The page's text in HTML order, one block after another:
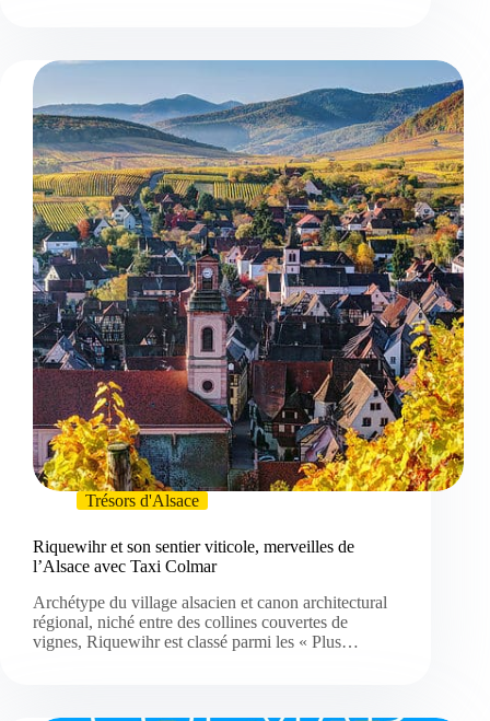
Trésors d'Alsace
Riquewihr et son sentier viticole, merveilles de
l’Alsace avec Taxi Colmar
Archétype du village alsacien et canon architectural
régional, niché entre des collines couvertes de
vignes, Riquewihr est classé parmi les « Plus…